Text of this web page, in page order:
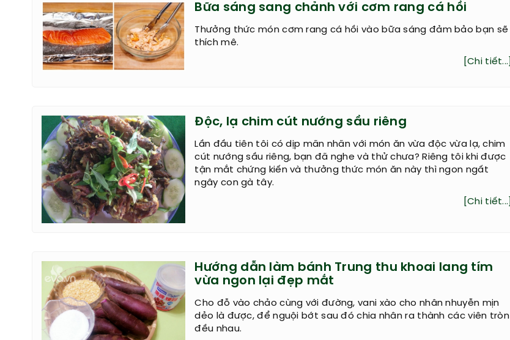
Bữa sáng sang chảnh với cơm rang cá hồi
Thưởng thức món cơm rang cá hồi vào bữa sáng đảm bảo bạn sẽ
thích mê.
[Chi tiết...]
Độc, lạ chim cút nướng sầu riêng
Lần đầu tiên tôi có dịp mãn nhãn với món ăn vừa độc vừa lạ, chim
cút nướng sầu riêng, bạn đã nghe và thử chưa? Riêng tôi khi được
tận mắt chứng kiến và thưởng thức món ăn này thì ngon ngất
ngây con gà tây.
[Chi tiết...]
Hướng dẫn làm bánh Trung thu khoai lang tím
vừa ngon lại đẹp mắt
Cho đỗ vào chảo cùng với đường, vani xào cho nhân nhuyễn mịn
dẻo là được, để nguội bớt sau đó chia nhân ra thành các viên tròn
đều nhau.